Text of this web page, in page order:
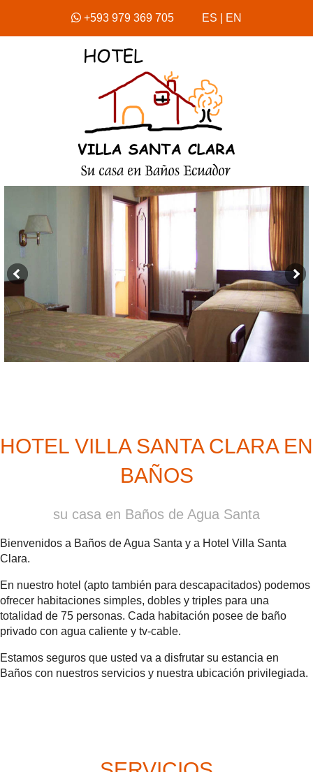
+593 979 369 705 ES EN
HOTEL VILLA SANTA CLARA EN
BAÑOS
su casa en Baños de Agua Santa
Bienvenidos a Baños de Agua Santa y a Hotel Villa Santa
Clara.
En nuestro hotel (apto también para descapacitados) podemos
ofrecer habitaciones simples, dobles y triples para una
totalidad de 75 personas. Cada habitación posee de baño
privado con agua caliente y tv-cable.
Estamos seguros que usted va a disfrutar su estancia en
Baños con nuestros servicios y nuestra ubicación privilegiada.